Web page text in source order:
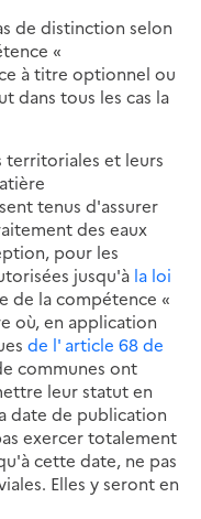
de distinction selon
«
à titre optionnel ou
dans tous les cas la
territoriales et leurs
tenus d'assurer
des eaux
pour les
jusqu'à la loi
de la compétence «
où, en application
de l' article 68 de
communes ont
leur statut en
date de publication
exercer totalement
cette date, ne pas
Elles y seront en